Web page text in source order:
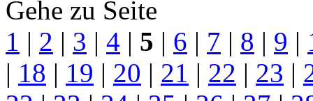
Gehe zu Seite
1 | 2 | 3 | 4 | 5 | 6 | 7 | 8 | 9 |
| 18 | 19 | 20 | 21 | 22 | 23 |